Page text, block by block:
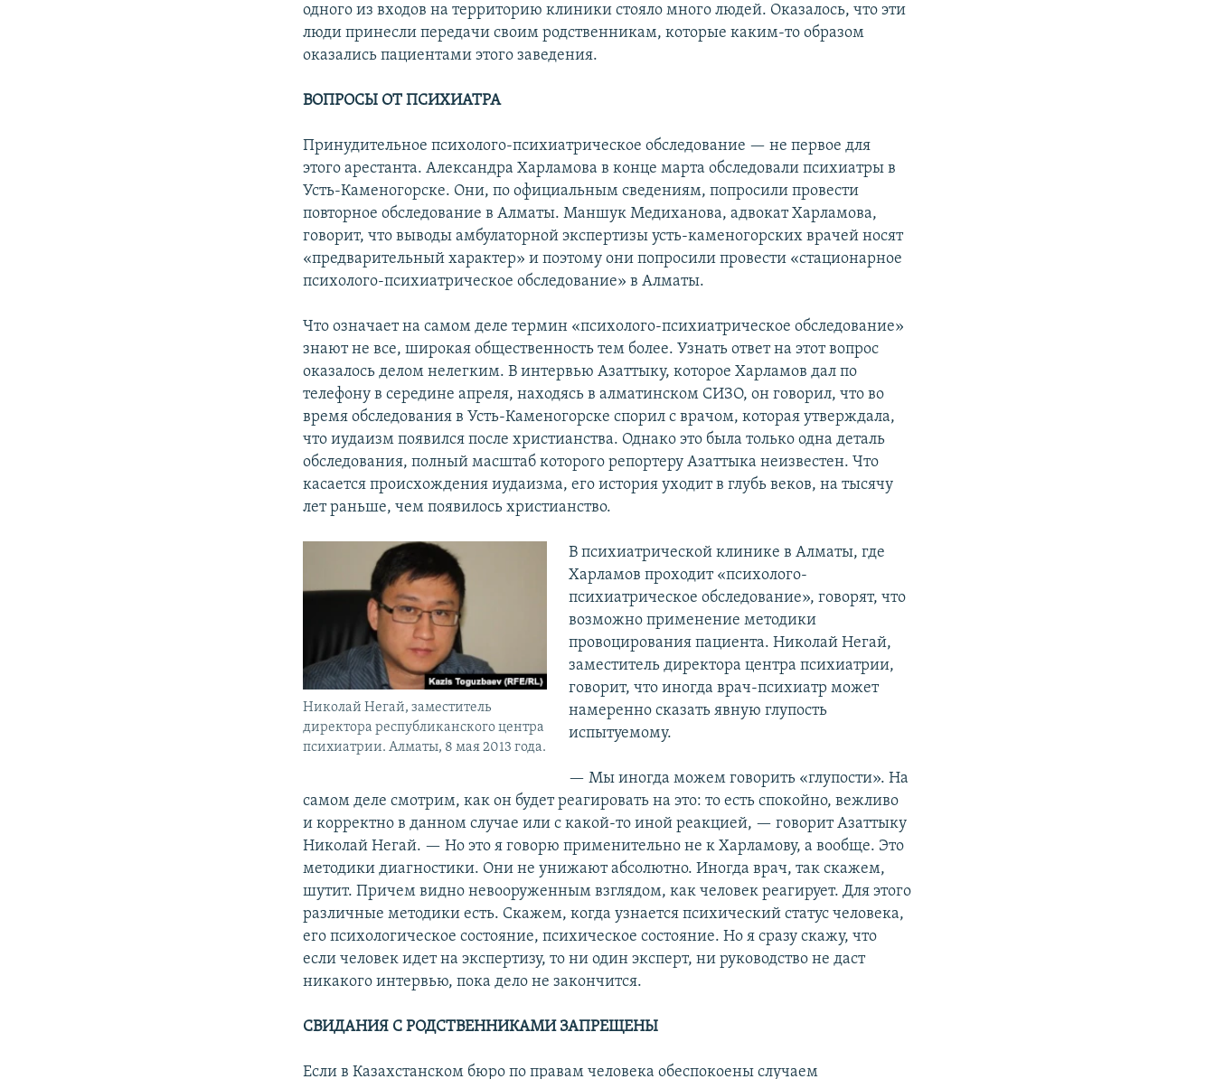
одного из входов на территорию клиники стояло много людей. Оказалось, что эти
люди принесли передачи своим родственникам, которые каким-то образом
оказались пациентами этого заведения.
ВОПРОСЫ ОТ ПСИХИАТРА
Принудительное психолого-психиатрическое обследование — не первое для
этого арестанта. Александра Харламова в конце марта обследовали психиатры в
Усть-Каменогорске. Они, по официальным сведениям, попросили провести
повторное обследование в Алматы. Маншук Медиханова, адвокат Харламова,
говорит, что выводы амбулаторной экспертизы усть-каменогорских врачей носят
«предварительный характер» и поэтому они попросили провести «стационарное
психолого-психиатрическое обследование» в Алматы.
Что означает на самом деле термин «психолого-психиатрическое обследование»
знают не все, широкая общественность тем более. Узнать ответ на этот вопрос
оказалось делом нелегким. В интервью Азаттыку, которое Харламов дал по
телефону в середине апреля, находясь в алматинском СИЗО, он говорил, что во
время обследования в Усть-Каменогорске спорил с врачом, которая утверждала,
что иудаизм появился после христианства. Однако это была только одна деталь
обследования, полный масштаб которого репортеру Азаттыка неизвестен. Что
касается происхождения иудаизма, его история уходит в глубь веков, на тысячу
лет раньше, чем появилось христианство.
Николай Негай, заместитель
директора республиканского центра
психиатрии. Алматы, 8 мая 2013 года.
В психиатрической клинике в Алматы, где
Харламов проходит «психолого-
психиатрическое обследование», говорят, что
возможно применение методики
провоцирования пациента. Николай Негай,
заместитель директора центра психиатрии,
говорит, что иногда врач-психиатр может
намеренно сказать явную глупость
испытуемому.
— Мы иногда можем говорить «глупости». На
самом деле смотрим, как он будет реагировать на это: то есть спокойно, вежливо
и корректно в данном случае или с какой-то иной реакцией, — говорит Азаттыку
Николай Негай. — Но это я говорю применительно не к Харламову, а вообще. Это
методики диагностики. Они не унижают абсолютно. Иногда врач, так скажем,
шутит. Причем видно невооруженным взглядом, как человек реагирует. Для этого
различные методики есть. Скажем, когда узнается психический статус человека,
его психологическое состояние, психическое состояние. Но я сразу скажу, что
если человек идет на экспертизу, то ни один эксперт, ни руководство не даст
никакого интервью, пока дело не закончится.
СВИДАНИЯ С РОДСТВЕННИКАМИ ЗАПРЕЩЕНЫ
Если в Казахстанском бюро по правам человека обеспокоены случаем